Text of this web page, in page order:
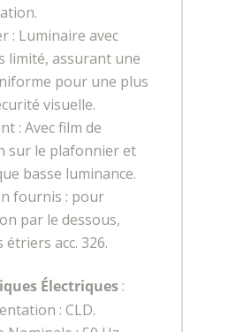
: Luminaire avec
limité, assurant une
pour une plus
visuelle.
: Avec film de
sur le plafonnier et
basse luminance.
fournis : pour
par le dessous,
acc. 326.
Électriques:
: CLD.